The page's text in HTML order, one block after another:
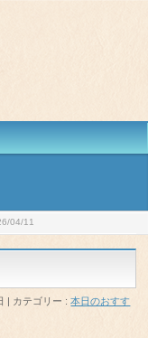
04/11
カテゴリー :本日のおすす